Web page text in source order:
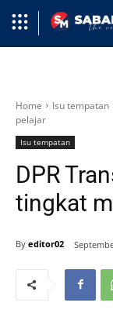
Home Isu tempatan
pelajar
Isu tempatan
DPR
tingkat
By editor02